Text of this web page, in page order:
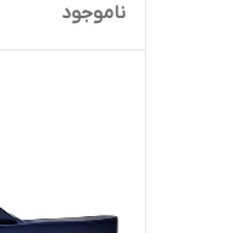
ناموجود